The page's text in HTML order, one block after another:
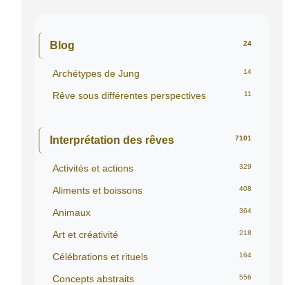
Blog 24
Archétypes de Jung 14
Rêve sous différentes perspectives 11
Interprétation des rêves 7101
Activités et actions 329
Aliments et boissons 408
Animaux 364
Art et créativité 218
Célébrations et rituels 164
Concepts abstraits 556